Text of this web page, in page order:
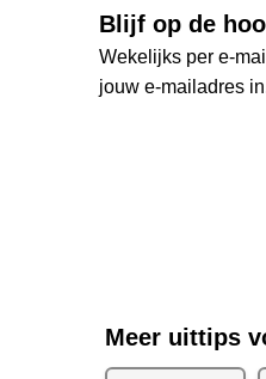
Blijf op de
Wekelijks per e-
jouw e-mailadres
Meer uittips